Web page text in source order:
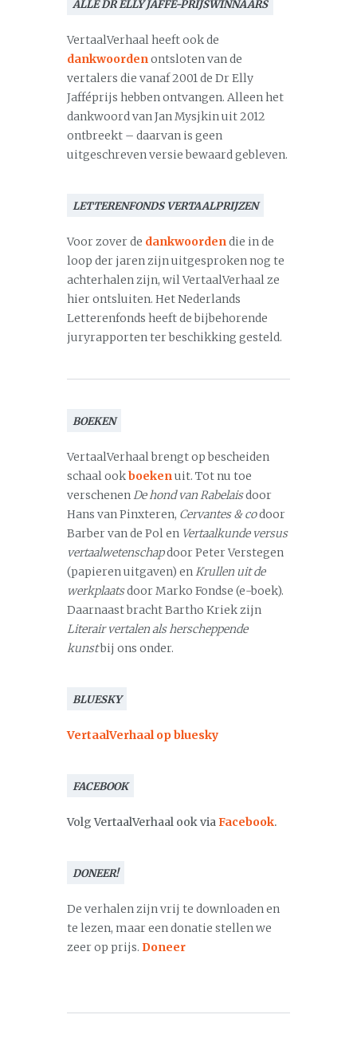
ALLE DR ELLY JAFFÉ-PRIJSWINNAARS
VertaalVerhaal heeft ook de
dankwoordenontsloten van de
vertalers die vanaf 2001 de Dr Elly
Jafféprijs hebben ontvangen. Alleen het
dankwoord van Jan Mysjkin uit 2012
ontbreekt – daarvan is geen
uitgeschreven versie bewaard gebleven.
LETTERENFONDS VERTAALPRIJZEN
Voor zover de dankwoordendie in de
loop der jaren zijn uitgesproken nog te
achterhalen zijn, wil VertaalVerhaal ze
hier ontsluiten. Het Nederlands
Letterenfonds heeft de bijbehorende
juryrapporten ter beschikking gesteld.
BOEKEN
VertaalVerhaal brengt op bescheiden
schaal ookboekenuit. Tot nu toe
verschenenDe hond van Rabelaisdoor
Hans van Pinxteren, Cervantes & codoor
Barber van de Pol en Vertaalkunde versus
vertaalwetenschapdoor Peter Verstegen
(papieren uitgaven) enKrullen uit de
werkplaatsdoor Marko Fondse (e-boek).
Daarnaast bracht Bartho Kriek zijn
Literair vertalen als herscheppende
kunstbij ons onder.
BLUESKY
VertaalVerhaal op bluesky
FACEBOOK
Volg VertaalVerhaal ook viaFacebook.
DONEER!
De verhalen zijn vrij te downloaden en
te lezen, maar een donatie stellen we
zeer op prijs. Doneer